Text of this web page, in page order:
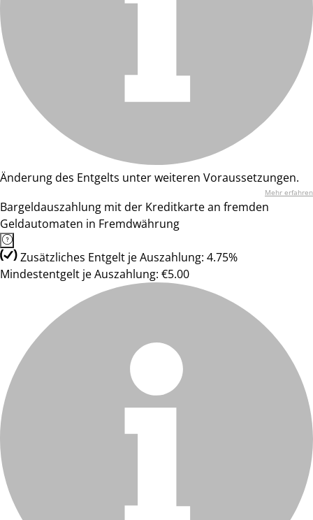
Änderung des Entgelts unter weiteren Voraussetzungen.
Mehr erfahren
Bargeldauszahlung mit der Kreditkarte an fremden
Geldautomaten in Fremdwährung
Zusätzliches Entgelt je Auszahlung: 4.75%
Mindestentgelt je Auszahlung: €5.00